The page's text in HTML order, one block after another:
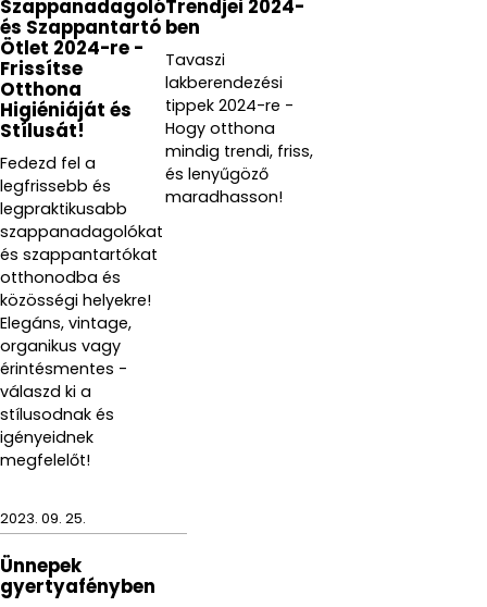
Szappanadagoló
és Szappantartó
Ötlet 2024-re -
Frissítse
Otthona
Higiéniáját és
Stílusát!
Fedezd fel a
legfrissebb és
legpraktikusabb
szappanadagolókat
és szappantartókat
otthonodba és
közösségi helyekre!
Elegáns, vintage,
organikus vagy
érintésmentes -
válaszd ki a
stílusodnak és
igényeidnek
megfelelőt!
Trendjei 2024-
ben
Tavaszi
lakberendezési
tippek 2024-re -
Hogy otthona
mindig trendi, friss,
és lenyűgöző
maradhasson!
2023. 09. 25.
Ünnepek
gyertyafényben